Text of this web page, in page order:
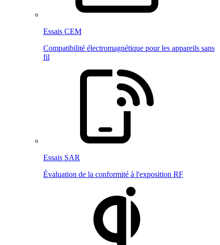
Essais CEM
Compatibilité électromagnétique pour les appareils sans
fil
Essais SAR
Évaluation de la conformité à l'exposition RF